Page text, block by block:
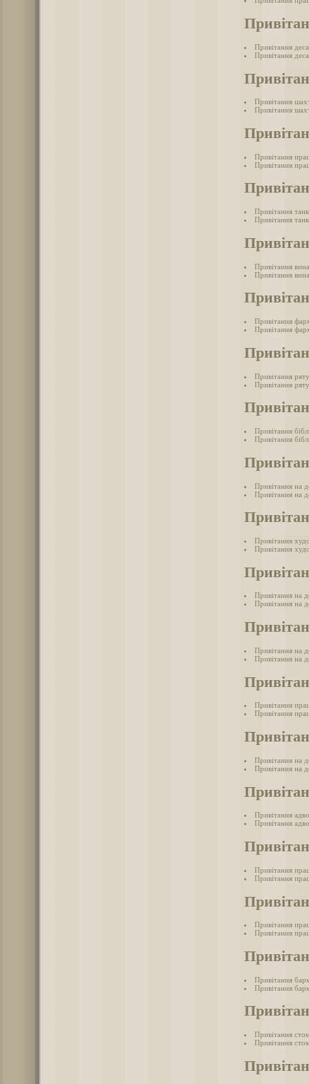
Привітання
Привітання
Привітання
Привітання
Привітання
Привітання
Привітання
Привітання
Привітання
Привітання
Привітання
Привітання
Привітання
Привітання
Привітання
Привітання
Привітання на
Привітання на
Привітання
Привітання
Привітання на
Привітання на
Привітання на
Привітання на
Привітання
Привітання
Привітання на
Привітання на
Привітання
Привітання
Привітання
Привітання
Привітання
Привітання
Привітання
Привітання
Привітання
Привітання